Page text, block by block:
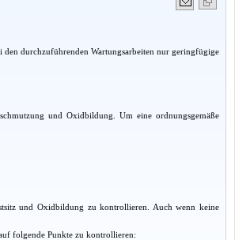
durchzuführenden Wartungsarbeiten nur geringfügige
und Oxidbildung. Um eine ordnungsgemäße
und Oxidbildung zu kontrollieren. Auch wenn keine
folgende Punkte zu kontrollieren: